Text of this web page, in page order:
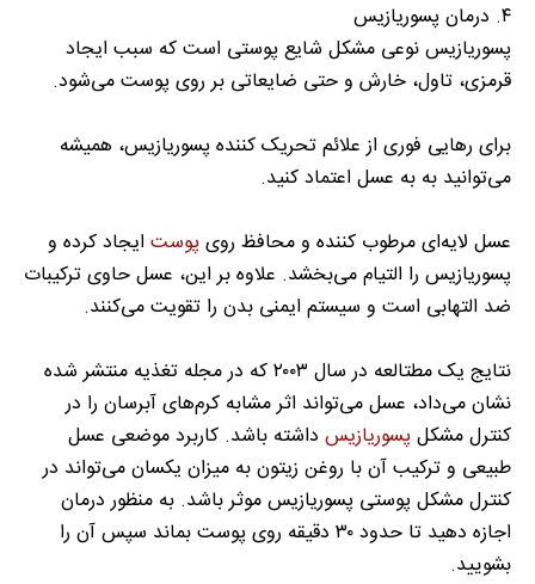
۴. درمان پسوریازیس
پسوریازیس نوعی مشکل شایع پوستی است که سبب ایجاد
قرمزی، تاول، خارش و حتی ضایعاتی بر روی پوست می‌شود.
برای رهایی فوری از علائم تحریک کننده پسوریازیس، همیشه
می‌توانید به به عسل اعتماد کنید.
عسل لایه‌ای مرطوب کننده و محافظ رویپوست ایجاد کرده و
پسوریازیس را التیام می‌بخشد. علاوه بر این، عسل حاوی ترکیبات
ضد التهابی است و سیستم ایمنی بدن را تقویت می‌کنند.
نتایج یک مطتالعه در سال ۲۰۰۳ که در مجله تغذیه منتشر شده
نشان می‌داد، عسل می‌تواند اثر مشابه کرم‌های آبرسان را در
کنترل مشکلپسوریازیس داشته باشد. کاربرد موضعی عسل
طبیعی و ترکیب آن با روغن زیتون به میزان یکسان می‌تواند در
کنترل مشکل پوستی پسوریازیس موثر باشد. به منظور درمان
اجازه دهید تا حدود ۳۰ دقیقه روی پوست بماند سپس آن را
بشویید.